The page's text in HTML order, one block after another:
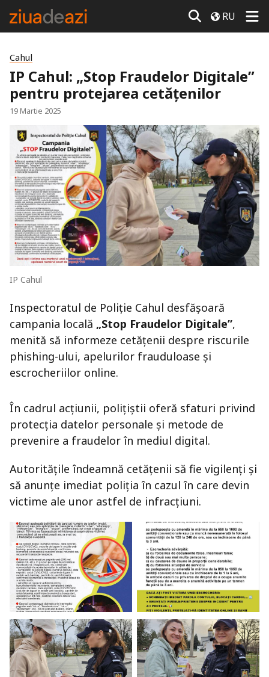
RU
Cahul
IP Cahul: „Stop Fraudelor Digitale”
pentru protejarea cetățenilor
19 Martie 2025
IP Cahul
Inspectoratul de Poliție Cahul desfășoară
campania locală „Stop Fraudelor Digitale”,
menită să informeze cetățenii despre riscurile
phishing-ului, apelurilor frauduloase și
escrocheriilor online.
În cadrul acțiunii, polițiștii oferă sfaturi privind
protecția datelor personale și metode de
prevenire a fraudelor în mediul digital.
Autoritățile îndeamnă cetățenii să fie vigilenți și
să anunțe imediat poliția în cazul în care devin
victime ale unor astfel de infracțiuni.